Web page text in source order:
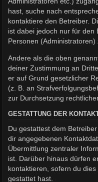
hast, suche nach
kontaktiere den Betreiber.
ist dabei jedoch nur für den
Personen (Administratoren)
Andere als die oben
deiner Zustimmung an
er auf Grund gesetzlicher
(z. B. an
zur Durchsetzung
GESTATTUNG DER
Du gestattest dem
dir angegebenen
Übermittlung zentraler
ist. Darüber hinaus dürfen
kontaktieren, sofern du
gestattet hast.